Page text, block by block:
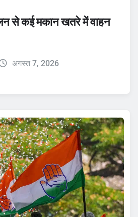
से कई मकान खतरे में वाहन
अगस्त 7, 2026